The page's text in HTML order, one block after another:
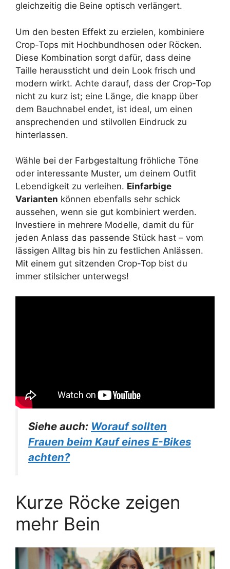
gleichzeitig die Beine optisch verlängert.
Um den besten Effekt zu erzielen, kombiniere
Crop-Tops mit Hochbundhosen oder Röcken.
Diese Kombination sorgt dafür, dass deine
Taille heraussticht und dein Look frisch und
modern wirkt. Achte darauf, dass der Crop-Top
nicht zu kurz ist; eine Länge, die knapp über
dem Bauchnabel endet, ist ideal, um einen
ansprechenden und stilvollen Eindruck zu
hinterlassen.
Wähle bei der Farbgestaltung fröhliche Töne
oder interessante Muster, um deinem Outfit
Lebendigkeit zu verleihen. Einfarbige
Varianten können ebenfalls sehr schick
aussehen, wenn sie gut kombiniert werden.
Investiere in mehrere Modelle, damit du für
jeden Anlass das passende Stück hast – vom
lässigen Alltag bis hin zu festlichen Anlässen.
Mit einem gut sitzenden Crop-Top bist du
immer stilsicher unterwegs!
Siehe auch: Worauf sollten
Frauen beim Kauf eines E-Bikes
achten?
Kurze Röcke zeigen
mehr Bein